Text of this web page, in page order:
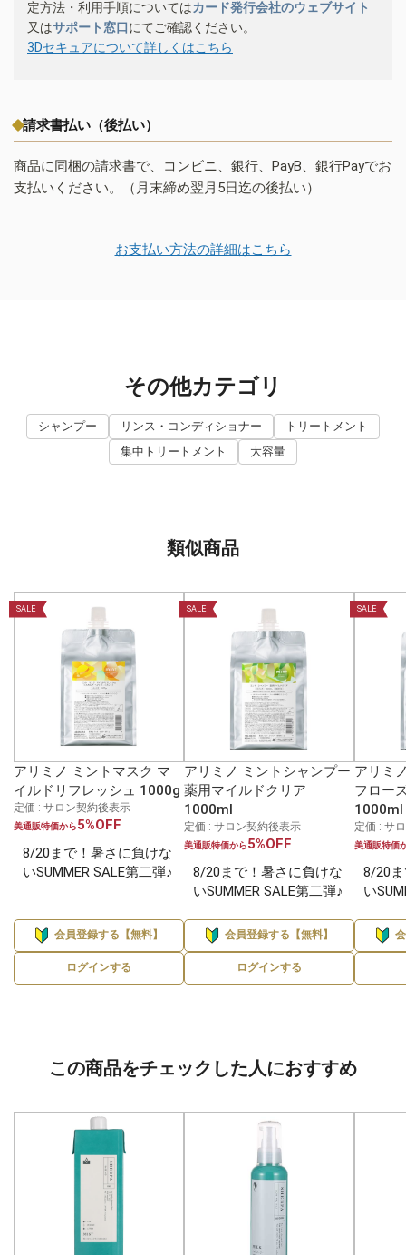
定方法・利用手順についてはカード発行会社のウェブサイト
又はサポート窓口にてご確認ください。
3Dセキュアについて詳しくはこちら
請求書払い（後払い）
商品に同梱の請求書で、コンビニ、銀行、PayB、銀行Payでお
支払いください。（月末締め翌月5日迄の後払い）
お支払い方法の詳細はこちら
その他カテゴリ
シャンプー リンス・コンディショナー
トリートメント
集中トリートメント
大容量
類似商品
SALE
アリミノ ミントマスク マ
イルドリフレッシュ 1000g
定価 : サロン契約後表示
美通販特価から5%OFF
8/20まで！暑さに負けな
いSUMMER SALE第二弾♪
会員登録する【無料】
ログインする
SALE
アリミノ ミントシャンプー
薬用マイルドクリア
1000ml
定価 : サロン契約後表示
美通販特価から5%OFF
8/20まで！暑さに負けな
いSUMMER SALE第二弾♪
会員登録する【無料】
ログインする
SALE
アリミ
フロー
1000ml
定価 : サ
美通販特価
8/20
い
この商品をチェックした人におすすめ